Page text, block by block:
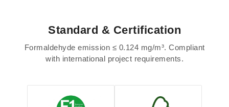
Standard & Certification
Formaldehyde emission ≤ 0.124 mg/m³. Compliant
with international project requirements.